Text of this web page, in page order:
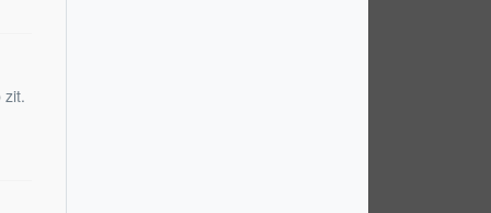
zit.